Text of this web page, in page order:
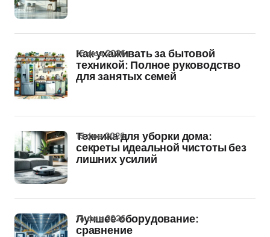
Как ухаживать за бытовой
техникой: Полное руководство
для занятых семей
16 фев 2026
Техника для уборки дома:
секреты идеальной чистоты без
лишних усилий
15 фев 2026
Лучшее оборудование:
сравнение
14 фев 2026